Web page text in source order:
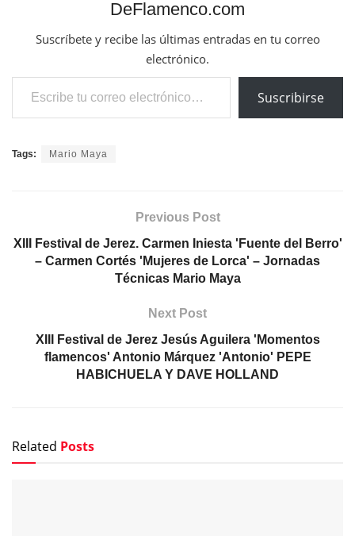
DeFlamenco.com
Suscríbete y recibe las últimas entradas en tu correo
electrónico.
Escribe tu correo electrónico…
Suscribirse
Tags: Mario Maya
Previous Post
XIII Festival de Jerez. Carmen Iniesta 'Fuente del Berro'
– Carmen Cortés 'Mujeres de Lorca' – Jornadas
Técnicas Mario Maya
Next Post
XIII Festival de Jerez Jesús Aguilera 'Momentos
flamencos' Antonio Márquez 'Antonio' PEPE
HABICHUELA Y DAVE HOLLAND
Related Posts